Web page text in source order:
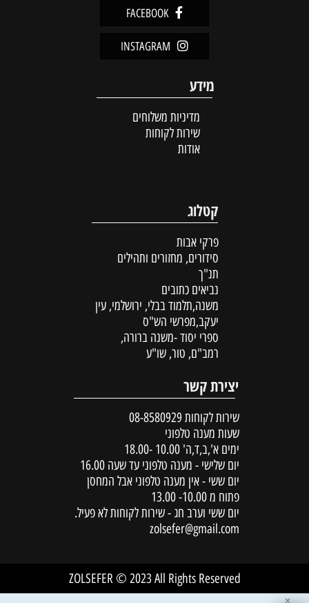
FACEBOOK
INSTAGRAM
מידע
מדיניות משלוחים
שירות לקוחות
אודות
קטלוג
פרקי אבות
סידורים, מחזורים ותהילים
תנ"ך
נביאים כתובים
משנה,תלמוד בבלי, ירושלמי, עין
יעקב,מפרשי הש"ס
ספרי יסוד -משנה ברורה,
רמב"ם, טור, שו"ע
יצירת קשר
שירות לקוחות 08-8580929
שעות מענה טלפוני
ימים א',ב,ד,ה' 10.00 -18.00
יום שלישי - מענה טלפוני עד שעה 16.00
יום ששי - אין מענה טלפוני אבל המחסן
פתוח מ 10.00- 13.00
יום ששי וערב חג - שירות לקוחות לא פעיל.
zolsefer@gmail.com
ZOLSEFER © 2023 All Rights Reserved
✕